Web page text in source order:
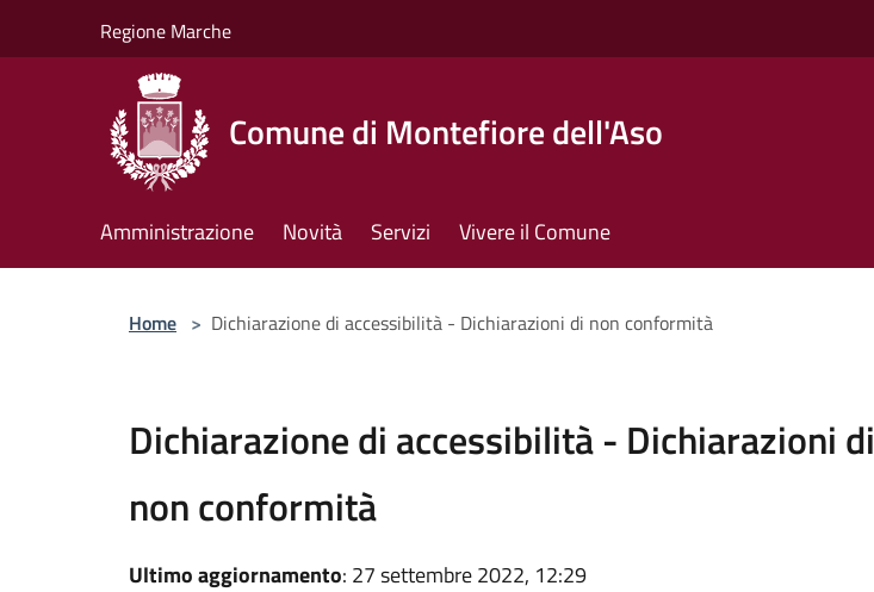
Regione Marche
Comune di Montefiore dell'Aso
Amministrazione Novità Servizi Vivere il Comune
Home > Dichiarazione di accessibilità - Dichiarazioni di non conformità
Dichiarazione di accessibilità - Dichiarazioni di
non conformità
Ultimo aggiornamento: 27 settembre 2022, 12:29